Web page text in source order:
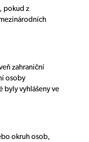
pokud z
zahraniční
osoby
byly vyhlášeny ve
okruh osob,